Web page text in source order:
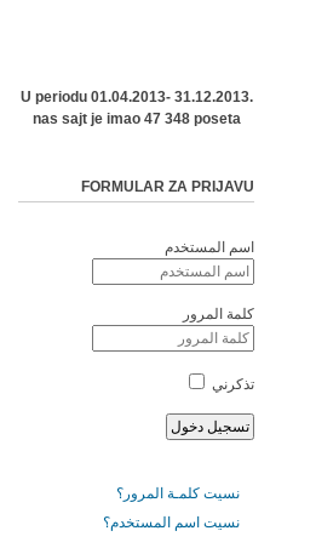
U periodu 01.04.2013- 31.12.2013.
nas sajt je imao 47 348 poseta
FORMULAR ZA PRIJAVU
اسم المستخدم
كلمة المرور
تذكرني
نسيت كلمـة المرور؟
نسيت اسم المستخدم؟